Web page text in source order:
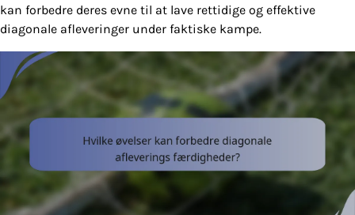
kan forbedre deres evne til at lave rettidige og effektive
diagonale afleveringer under faktiske kampe.